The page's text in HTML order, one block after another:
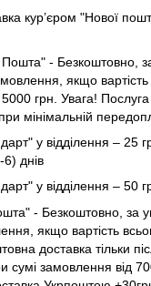
кур’єром "Нової
- Безкоштовно,
якщо
грн. Увага! Послуга
мінімальній
у відділення – 25
днів
у відділення – 50
- Безкоштовно, за
якщо вартість
доставка тільки
сумі замовлення від